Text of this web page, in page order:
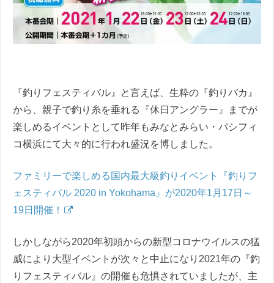
『釣りフェスティバル』と言えば、生粋の『釣りバカ』
から、親子で釣り糸を垂れる『休日アングラー』までが
楽しめるイベントとして昨年もみなとみらい・パシフィ
コ横浜にて大々的に行われ盛況を博しました。
ファミリーで楽しめる国内最大級釣りイベント『釣りフ
ェスティバル 2020 in Yokohama』が2020年1月17日～
19日開催！
しかしながら2020年初頭からの新型コロナウイルスの猛
威により大型イベントが次々と中止になり2021年の『釣
りフェスティバル』の開催も危惧されていましたが、主